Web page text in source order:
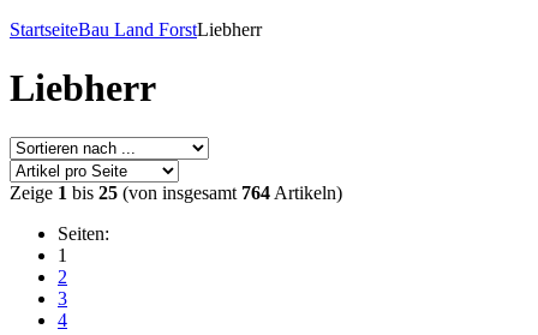
StartseiteBau Land ForstLiebherr
Liebherr
Zeige 1 bis 25 (von insgesamt 764 Artikeln)
Seiten:
1
2
3
4